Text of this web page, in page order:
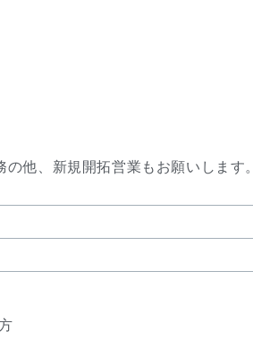
他、新規開拓営業もお願いします。